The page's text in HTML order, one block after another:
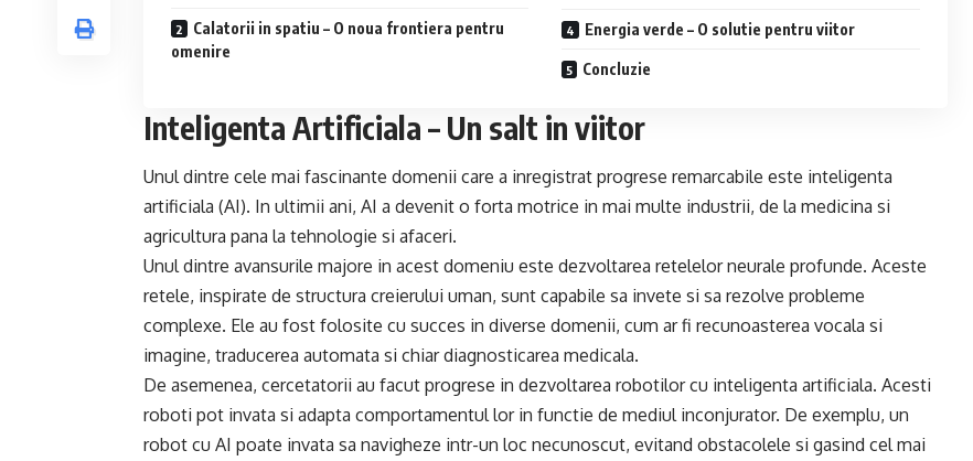
Calatorii in spatiu – O noua frontiera pentru
omenire
Energia verde – O solutie pentru viitor
Concluzie
Inteligenta Artificiala – Un salt in viitor
Unul dintre cele mai fascinante domenii care a inregistrat progrese remarcabile este inteligenta
artificiala (AI). In ultimii ani, AI a devenit o forta motrice in mai multe industrii, de la medicina si
agricultura pana la tehnologie si afaceri.
Unul dintre avansurile majore in acest domeniu este dezvoltarea retelelor neurale profunde. Aceste
retele, inspirate de structura creierului uman, sunt capabile sa invete si sa rezolve probleme
complexe. Ele au fost folosite cu succes in diverse domenii, cum ar fi recunoasterea vocala si
imagine, traducerea automata si chiar diagnosticarea medicala.
De asemenea, cercetatorii au facut progrese in dezvoltarea robotilor cu inteligenta artificiala. Acesti
roboti pot invata si adapta comportamentul lor in functie de mediul inconjurator. De exemplu, un
robot cu AI poate invata sa navigheze intr-un loc necunoscut, evitand obstacolele si gasind cel mai